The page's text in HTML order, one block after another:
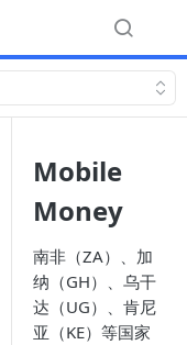
Mobile
Money
南非（ZA）、加
纳（GH）、乌干
达（UG）、肯尼
亚（KE）等国家